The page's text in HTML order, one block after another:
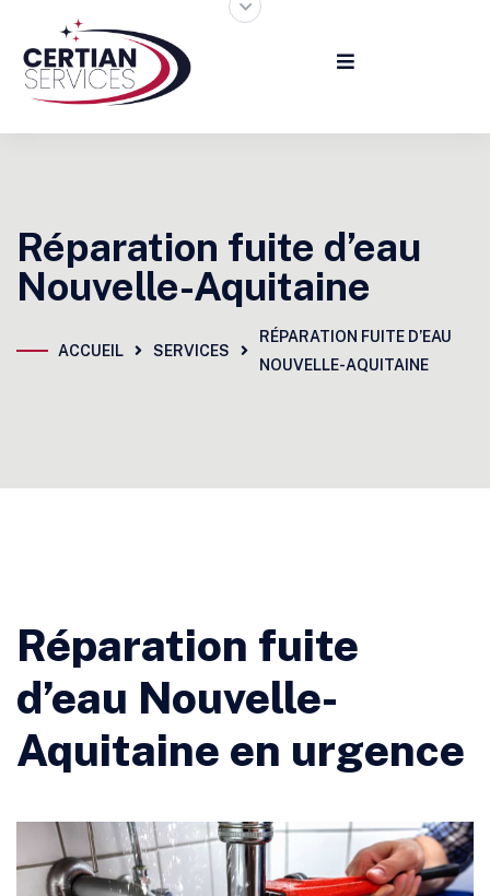
Réparation fuite d’eau
Nouvelle-Aquitaine
ACCUEIL SERVICES
RÉPARATION FUITE D’EAU
NOUVELLE-AQUITAINE
Réparation fuite
d’eau Nouvelle-
Aquitaine en urgence